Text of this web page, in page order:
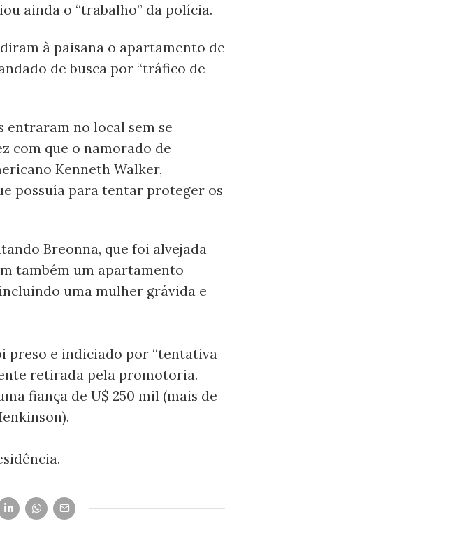
ainda o “trabalho” da polícia.
à paisana o apartamento de
de busca por “tráfico de
entraram no local sem se
com que o namorado de
Kenneth Walker,
possuía para tentar proteger os
Breonna, que foi alvejada
também um apartamento
uma mulher grávida e
preso e indiciado por “tentativa
retirada pela promotoria.
fiança de U$ 250 mil (mais de